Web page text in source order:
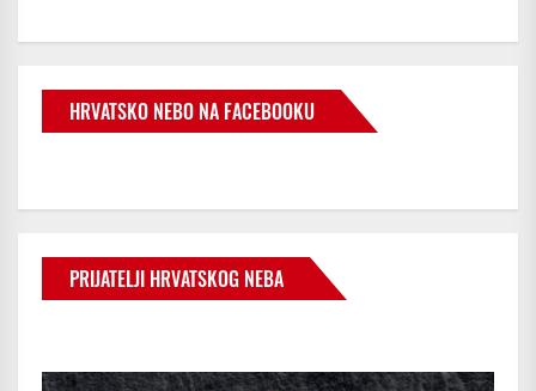
HRVATSKO NEBO NA FACEBOOKU
PRIJATELJI HRVATSKOG NEBA